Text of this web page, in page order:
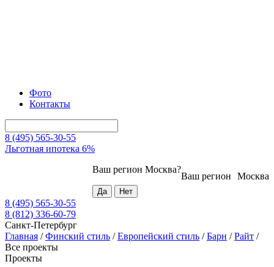
Фото
Контакты
8 (495) 565-30-55
Льготная ипотека 6%
Москва
Ваш регион
Ваш регион Москва?
8 (495) 565-30-55
8 (812) 336-60-79
Санкт-Петербург
Главная /Финский стиль /Европейский стиль /Барн /Райт /
Все проекты
Проекты